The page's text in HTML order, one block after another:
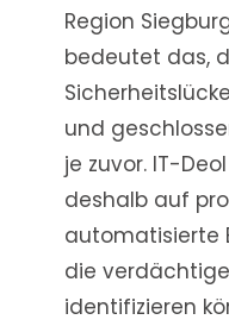
Region
bedeutet das,
und
je zuvor. IT-
deshalb auf
automatisierte
die
identifizieren